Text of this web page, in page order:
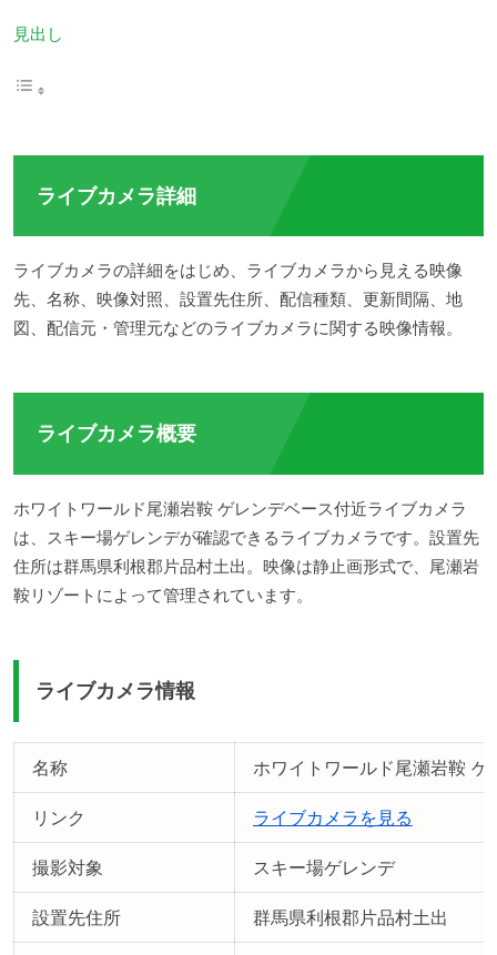
見出し
ライブカメラ詳細
ライブカメラの詳細をはじめ、ライブカメラから見える映像
先、名称、映像対照、設置先住所、配信種類、更新間隔、地
図、配信元・管理元などのライブカメラに関する映像情報。
ライブカメラ概要
ホワイトワールド尾瀬岩鞍 ゲレンデベース付近ライブカメラ
は、スキー場ゲレンデが確認できるライブカメラです。設置先
住所は群馬県利根郡片品村土出。映像は静止画形式で、尾瀬岩
鞍リゾートによって管理されています。
ライブカメラ情報
名称 ホワイトワールド尾瀬岩鞍
リンク ライブカメラを見る
撮影対象 スキー場ゲレンデ
設置先住所 群馬県利根郡片品村土出